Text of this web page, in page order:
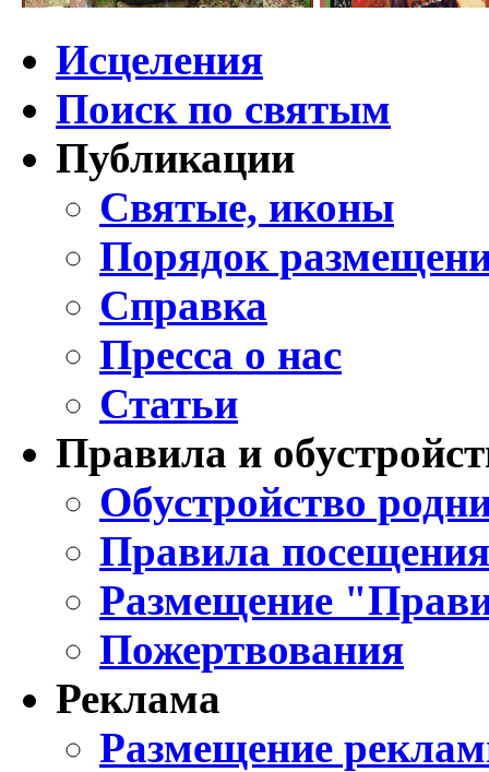
Исцеления
Поиск по святым
Публикации
Святые, иконы
Порядок
Справка
Пресса о нас
Статьи
Правила и
Обустройство
Правила
Размещение
Пожертвования
Реклама
Размещение